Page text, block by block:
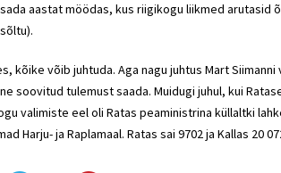
aastat möödas, kus riigikogu liikmed
kõike võib juhtuda. Aga nagu juhtus Mart
soovitud tulemust saada. Muidugi juhul, kui
valimiste eel oli Ratas peaministrina küllaltki
Harju- ja Raplamaal. Ratas sai 9702 ja Kallas 20